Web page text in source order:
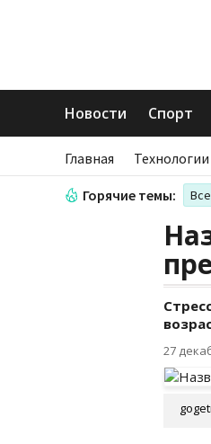
Новости Спорт
Главная Технологии
Горячие темы:
27